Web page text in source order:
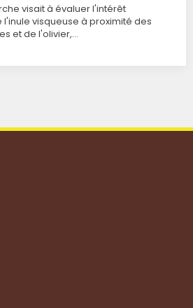
visait à évaluer l'intérêt
visqueuse à proximité des
et de l'olivier,…